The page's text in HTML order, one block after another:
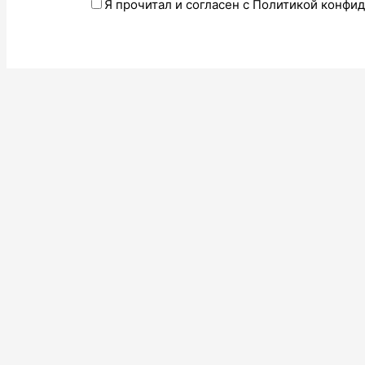
Я прочитал и согласен с Политикой